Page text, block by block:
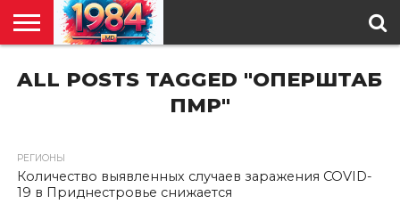
ПОЛИТИКА
ОБЩЕСТВО
РЕГИОНЫ
В
МИРЕ
КУЛЬТУРА
АНАЛИТИКА
О
НАС
СПЕЦПРОЕКТ
ALL POSTS TAGGED "ОПЕРШТАБ
ПМР"
РЕГИОНЫ
Количество выявленных случаев заражения COVID-
19 в Приднестровье снижается